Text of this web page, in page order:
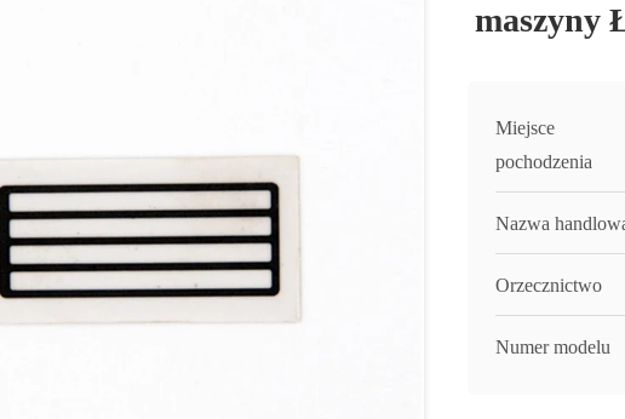
maszyny
Miejsce
pochodzenia
Nazwa
Orzecznictwo
Numer modelu